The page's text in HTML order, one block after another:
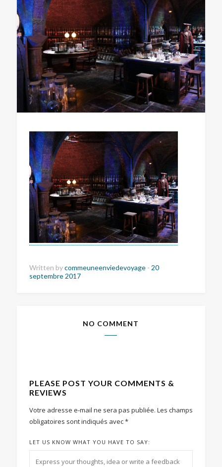
Written bycommeuneenviedevoyage - 20
septembre 2017
NO COMMENT
PLEASE POST YOUR COMMENTS &
REVIEWS
Votre adresse e-mail ne sera pas publiée. Les champs
obligatoires sont indiqués avec*
LET US KNOW WHAT YOU HAVE TO SAY: